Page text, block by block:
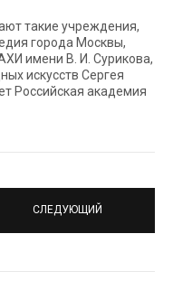
такие учреждения,
города Москвы,
имени В. И. Сурикова,
искусств Сергея
Российская академия
СЛЕДУЮЩИЙ